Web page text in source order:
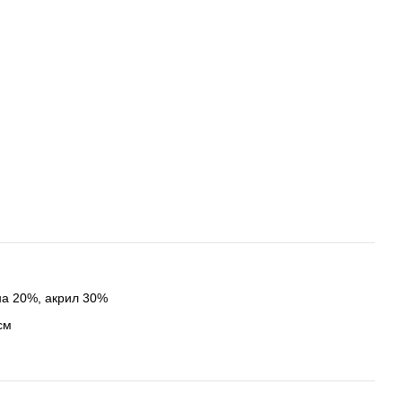
20%, акрил 30%